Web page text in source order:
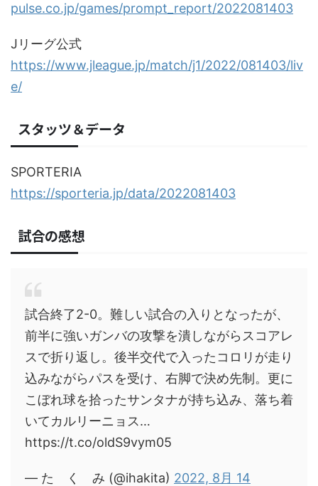
pulse.co.jp/games/prompt_report/2022081403
Jリーグ公式
https://www.jleague.jp/match/j1/2022/081403/liv
e/
スタッツ＆データ
SPORTERIA
https://sporteria.jp/data/2022081403
試合の感想
試合終了2-0。難しい試合の入りとなったが、
前半に強いガンバの攻撃を潰しながらスコアレ
スで折り返し。後半交代で入ったコロリが走り
込みながらパスを受け、右脚で決め先制。更に
こぼれ球を拾ったサンタナが持ち込み、落ち着
いてカルリーニョス…
https://t.co/oldS9vym05
— た く み (@ihakita) 2022, 8月 14